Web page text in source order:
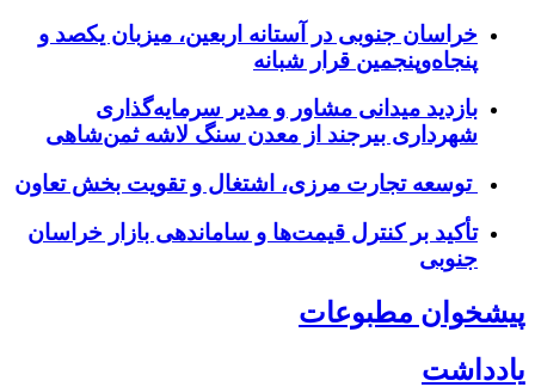
خراسان جنوبی در آستانه اربعین، میزبان یکصد و
پنجاه‌وپنجمین قرار شبانه
بازدید میدانی مشاور و مدیر سرمایه‌گذاری
شهرداری بیرجند از معدن سنگ لاشه ثمن‌شاهی
توسعه تجارت مرزی، اشتغال و تقویت بخش تعاون
تأکید بر کنترل قیمت‌ها و ساماندهی بازار خراسان
جنوبی
پیشخوان مطبوعات
یادداشت